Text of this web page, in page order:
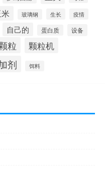
玻璃钢 生长 疫情
自己的 蛋白质 设备
粒 颗粒机
剂 饵料